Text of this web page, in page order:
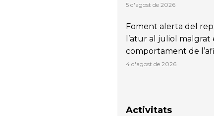
5 d'agost de 2026
Foment alerta del
l’atur al juliol malgrat
comportament de
4 d'agost de 2026
Activitats